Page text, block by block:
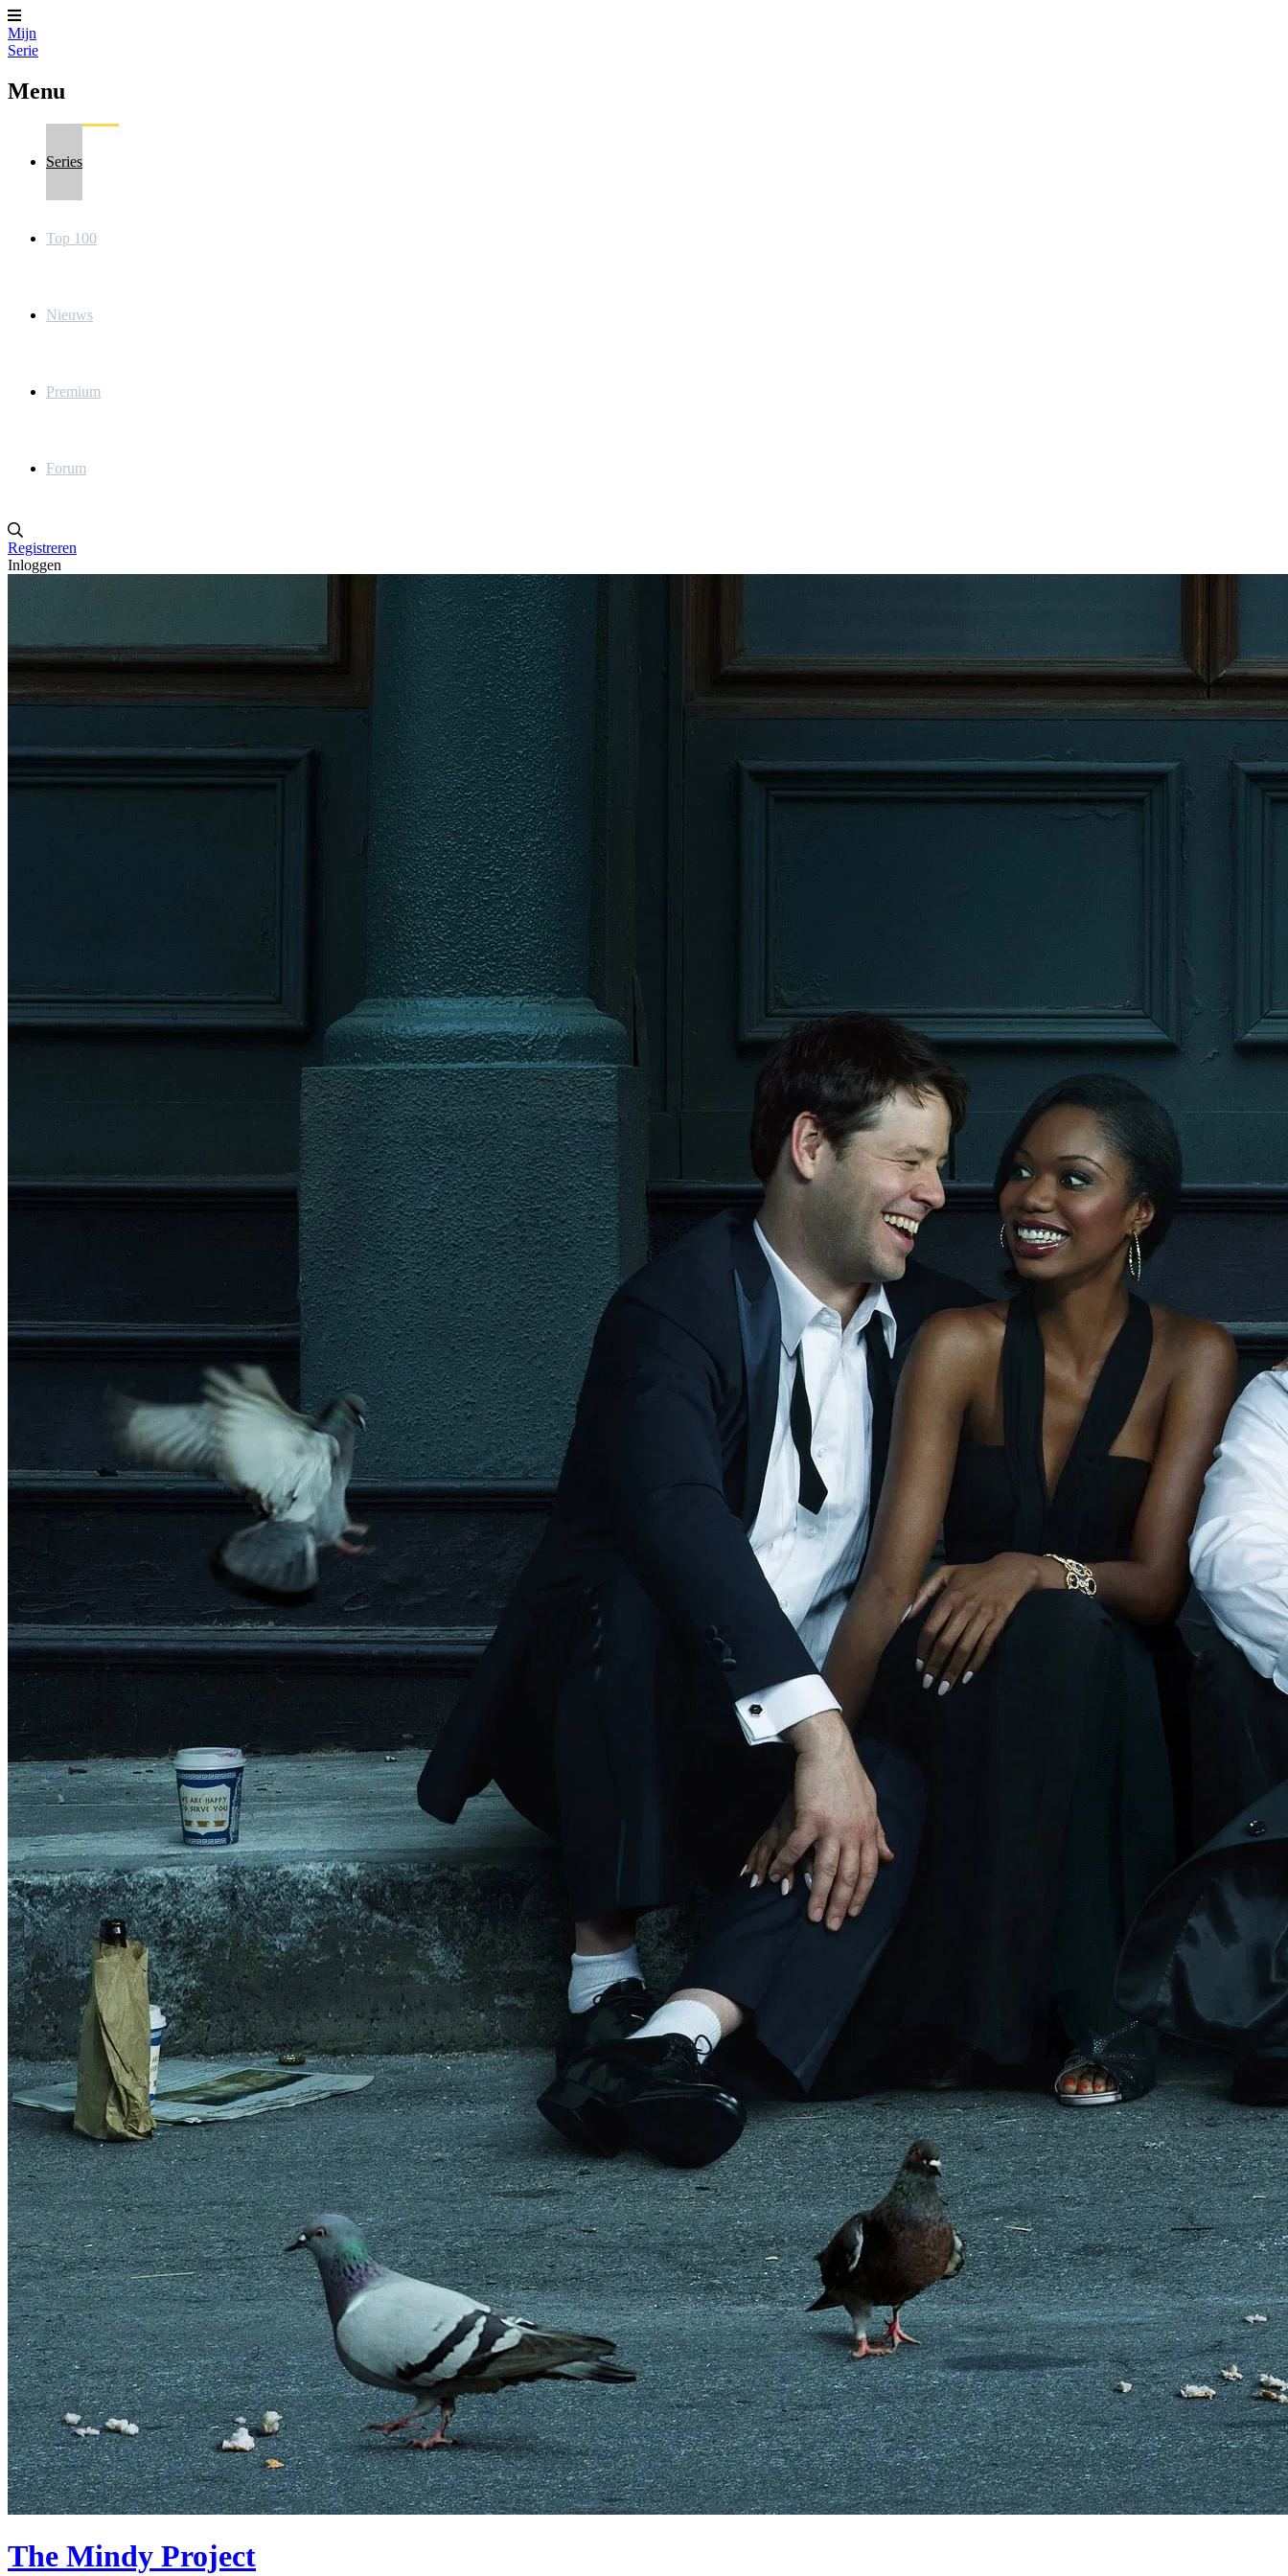
Mijn
Serie
Menu
Series
Top 100
Nieuws
Premium
Forum
Registreren
Inloggen
The Mindy Project